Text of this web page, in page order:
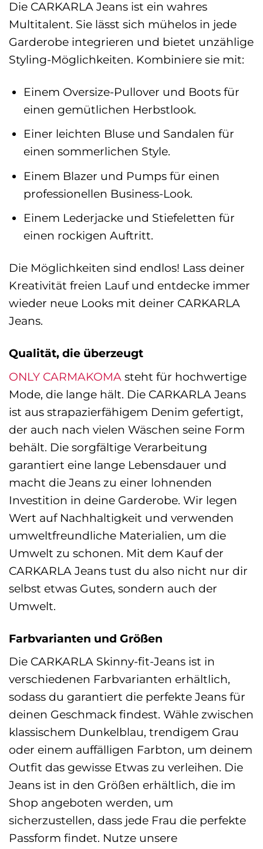
Die CARKARLA Jeans ist ein wahres
Multitalent. Sie lässt sich mühelos in jede
Garderobe integrieren und bietet unzählige
Styling-Möglichkeiten. Kombiniere sie mit:
Einem Oversize-Pullover und Boots für
einen gemütlichen Herbstlook.
Einer leichten Bluse und Sandalen für
einen sommerlichen Style.
Einem Blazer und Pumps für einen
professionellen Business-Look.
Einem Lederjacke und Stiefeletten für
einen rockigen Auftritt.
Die Möglichkeiten sind endlos! Lass deiner
Kreativität freien Lauf und entdecke immer
wieder neue Looks mit deiner CARKARLA
Jeans.
Qualität, die überzeugt
ONLY CARMAKOMA steht für hochwertige
Mode, die lange hält. Die CARKARLA Jeans
ist aus strapazierfähigem Denim gefertigt,
der auch nach vielen Wäschen seine Form
behält. Die sorgfältige Verarbeitung
garantiert eine lange Lebensdauer und
macht die Jeans zu einer lohnenden
Investition in deine Garderobe. Wir legen
Wert auf Nachhaltigkeit und verwenden
umweltfreundliche Materialien, um die
Umwelt zu schonen. Mit dem Kauf der
CARKARLA Jeans tust du also nicht nur dir
selbst etwas Gutes, sondern auch der
Umwelt.
Farbvarianten und Größen
Die CARKARLA Skinny-fit-Jeans ist in
verschiedenen Farbvarianten erhältlich,
sodass du garantiert die perfekte Jeans für
deinen Geschmack findest. Wähle zwischen
klassischem Dunkelblau, trendigem Grau
oder einem auffälligen Farbton, um deinem
Outfit das gewisse Etwas zu verleihen. Die
Jeans ist in den Größen erhältlich, die im
Shop angeboten werden, um
sicherzustellen, dass jede Frau die perfekte
Passform findet. Nutze unsere